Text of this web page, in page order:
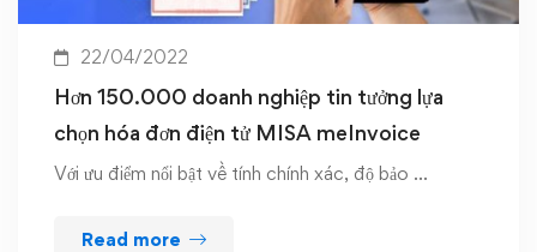
22/04/2022
Hơn 150.000 doanh nghiệp tin tưởng lựa
chọn hóa đơn điện tử MISA meInvoice
Với ưu điểm nổi bật về tính chính xác, độ bảo …
Read more